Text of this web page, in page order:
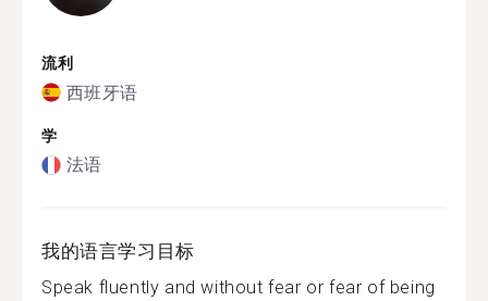
流利
西班牙语
学
法语
我的语言学习目标
Speak fluently and without fear or fear of being